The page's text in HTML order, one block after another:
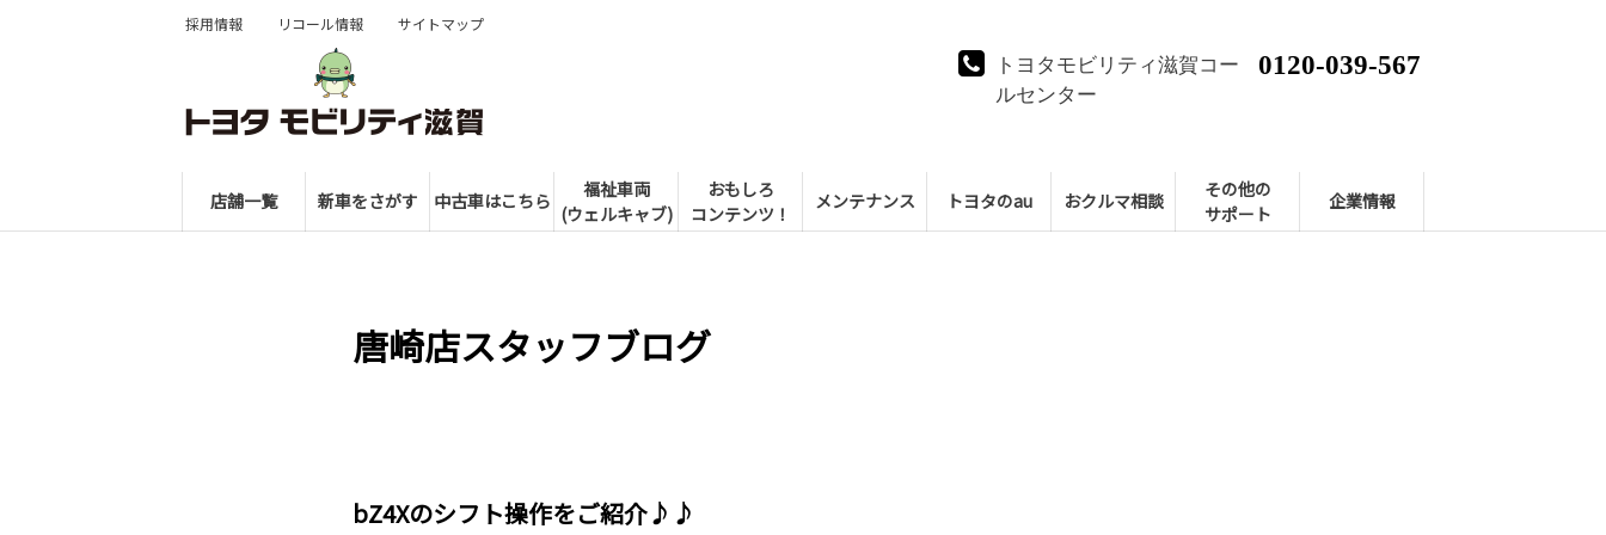
トヨタモビリティ滋賀コー
ルセンター
0120-039-567
店舗一覧 新車をさがす 中古車はこちら
福祉車両
(ウェルキャブ)
おもしろ
コンテンツ！
メンテナンス トヨタのau おクルマ相談
その他の
サポート
企業情報
採用情報 リコール情報 サイトマップ
唐崎店スタッフブログ
bZ4Xのシフト操作をご紹介♪♪